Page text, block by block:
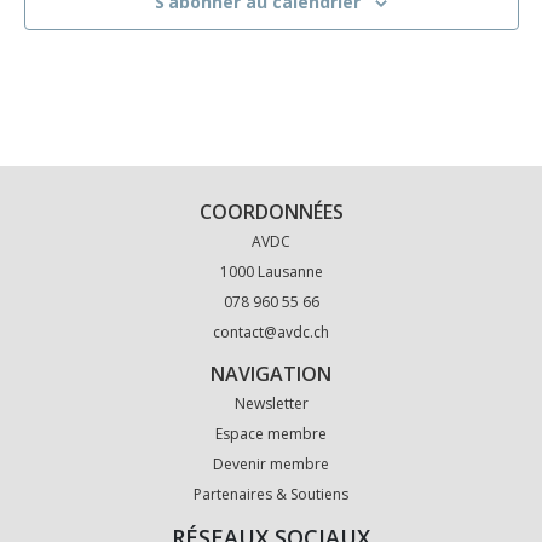
COORDONNÉES
AVDC
1000 Lausanne
078 960 55 66
contact@avdc.ch
NAVIGATION
Newsletter
Espace membre
Devenir membre
Partenaires & Soutiens